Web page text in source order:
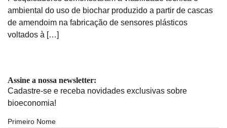
ambiental do uso de biochar produzido a partir de cascas
de amendoim na fabricação de sensores plásticos
voltados à […]
Assine a nossa newsletter:
Cadastre-se e receba novidades exclusivas sobre
bioeconomia!
Primeiro Nome